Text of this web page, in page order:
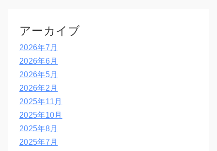
アーカイブ
2026年7月
2026年6月
2026年5月
2026年2月
2025年11月
2025年10月
2025年8月
2025年7月